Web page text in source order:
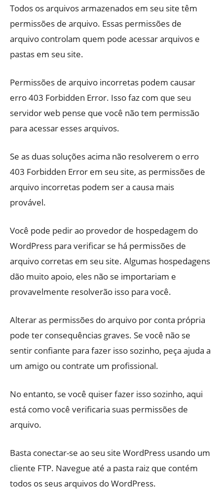
Todos os arquivos armazenados em seu site têm
permissões de arquivo. Essas permissões de
arquivo controlam quem pode acessar arquivos e
pastas em seu site.
Permissões de arquivo incorretas podem causar
erro 403 Forbidden Error. Isso faz com que seu
servidor web pense que você não tem permissão
para acessar esses arquivos.
Se as duas soluções acima não resolverem o erro
403 Forbidden Error em seu site, as permissões de
arquivo incorretas podem ser a causa mais
provável.
Você pode pedir ao provedor de hospedagem do
WordPress para verificar se há permissões de
arquivo corretas em seu site. Algumas hospedagens
dão muito apoio, eles não se importariam e
provavelmente resolverão isso para você.
Alterar as permissões do arquivo por conta própria
pode ter consequências graves. Se você não se
sentir confiante para fazer isso sozinho, peça ajuda a
um amigo ou contrate um profissional.
No entanto, se você quiser fazer isso sozinho, aqui
está como você verificaria suas permissões de
arquivo.
Basta conectar-se ao seu site WordPress usando um
cliente FTP. Navegue até a pasta raiz que contém
todos os seus arquivos do WordPress.